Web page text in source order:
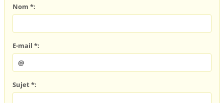
Nom *:
E-mail *:
Sujet *: